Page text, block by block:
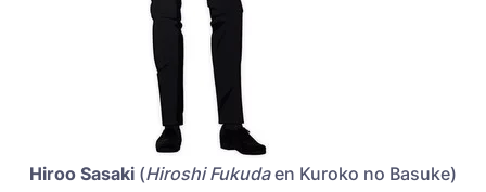
Hiroo Sasaki (Hiroshi Fukudaen Kuroko no Basuke)